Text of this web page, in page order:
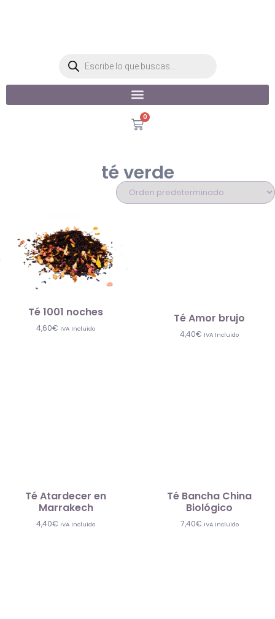
0
té verde
Té 1001 noches
4,60€ IVA Incluido
Té Amor brujo
4,40€ IVA Incluido
Té Atardecer en
Marrakech
4,40€ IVA Incluido
Té Bancha China
Biológico
7,40€ IVA Incluido